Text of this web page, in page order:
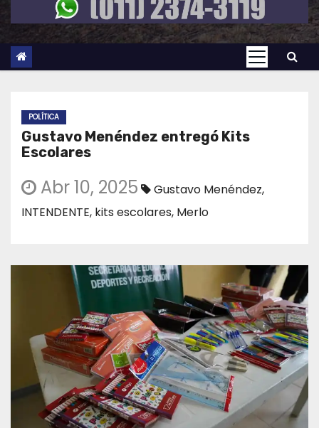
POLÍTICA
Gustavo Menéndez entregó Kits
Escolares
Abr 10, 2025 Gustavo Menéndez,
INTENDENTE, kits escolares, Merlo